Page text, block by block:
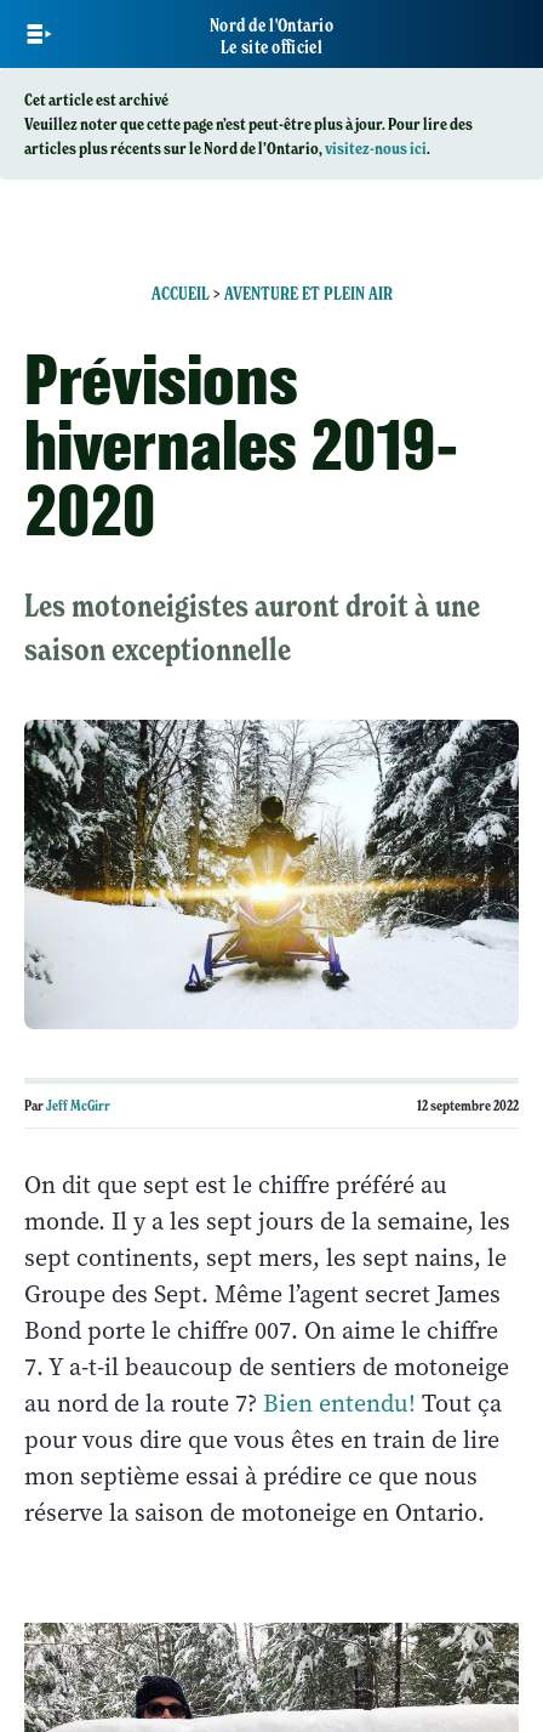
main
content
Nord de l'Ontario
Le site officiel
Cet article est archivé
Veuillez noter que cette page n’est peut-être plus à jour. Pour lire des
articles plus récents sur le Nord de l’Ontario,visitez-nous ici.
ACCUEIL> AVENTURE ET PLEIN AIR
Prévisions
hivernales 2019-
2020
Les motoneigistes auront droit à une
saison exceptionnelle
ParJeff McGirr 12 septembre 2022
On dit que sept est le chiffre préféré au
monde. Il y a les sept jours de la semaine, les
sept continents, sept mers, les sept nains, le
Groupe des Sept. Même l’agent secret James
Bond porte le chiffre 007. On aime le chiffre
7. Y a-t-il beaucoup de sentiers de motoneige
au nord de la route 7? Bien entendu! Tout ça
pour vous dire que vous êtes en train de lire
mon septième essai à prédire ce que nous
réserve la saison de motoneige en Ontario.